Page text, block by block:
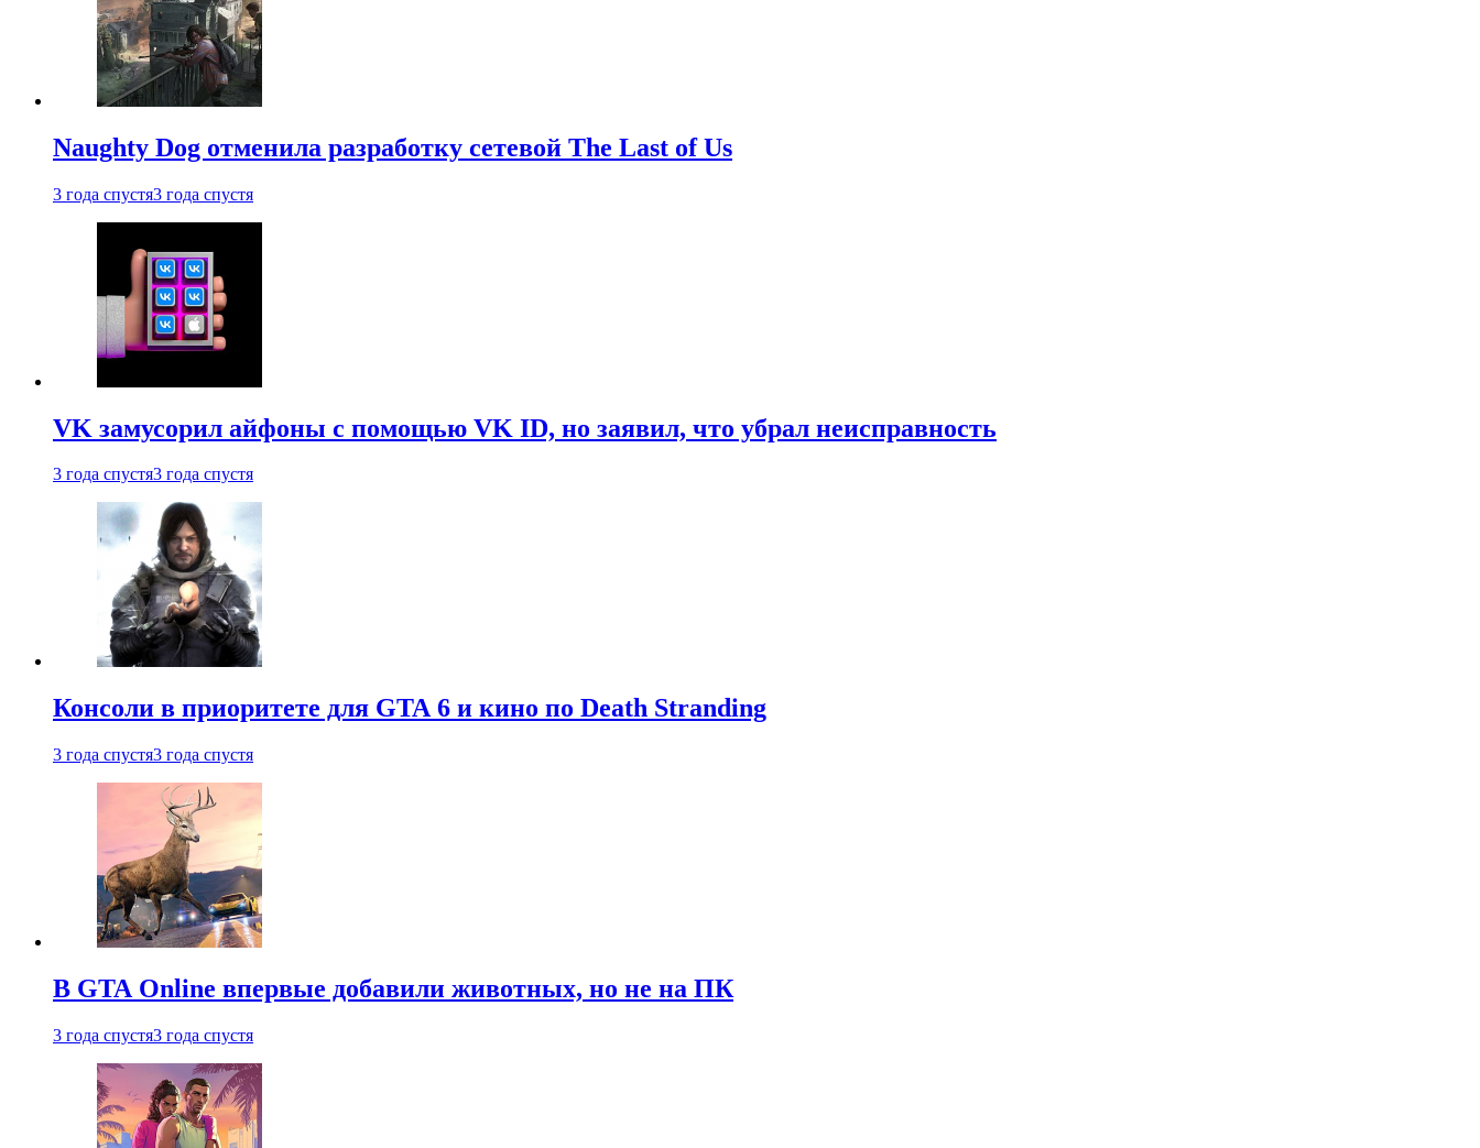
Naughty Dog отменила разработку сетевой The Last of Us
3 года спустя3 года спустя
VK замусорил айфоны с помощью VK ID, но заявил, что убрал неисправность
3 года спустя3 года спустя
Консоли в приоритете для GTA 6 и кино по Death Stranding
3 года спустя3 года спустя
В GTA Online впервые добавили животных, но не на ПК
3 года спустя3 года спустя